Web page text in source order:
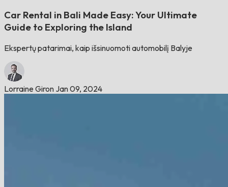
Car Rental in Bali Made Easy: Your Ultimate
Guide to Exploring the Island
Ekspertų patarimai, kaip išsinuomoti automobilį Balyje
Lorraine Giron Jan 09, 2024